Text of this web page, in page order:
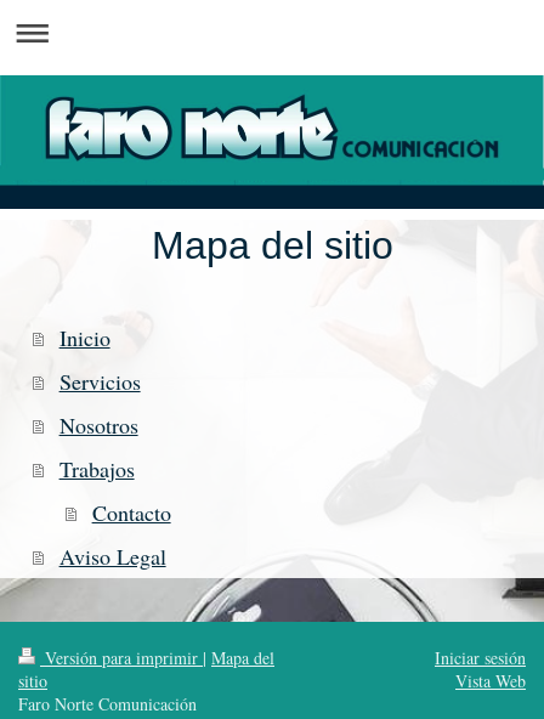
Mapa del sitio
Inicio
Servicios
Nosotros
Trabajos
Contacto
Aviso Legal
Versión para imprimir | Mapa del
sitio
Faro Norte Comunicación
Iniciar sesión
Vista Web